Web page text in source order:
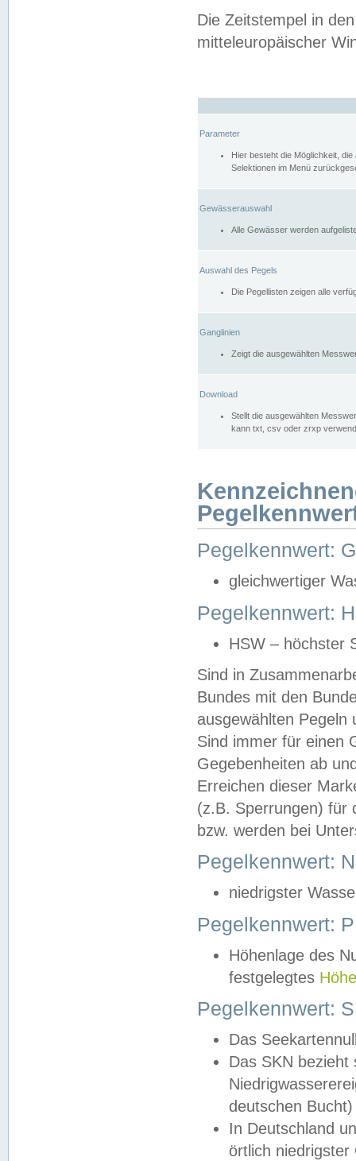
Die Zeitstempel in
mitteleuropäischer
Parameter
Hier besteht die Möglichkeit,
Selektionen im Menü
Gewässerauswahl
Alle Gewässer werden
Auswahl des Pegels
Die Pegellisten zeigen alle
Ganglinien
Zeigt die ausgewählten
Download
Stellt die ausgewählten
kann txt, csv oder zrxp
Pegelkennwert:
gleichwertiger
Pegelkennwert:
HSW – höchster
Sind in
Bundes mit den
ausgewählten
Sind immer für einen
Gegebenheiten ab
Erreichen dieser
(z.B. Sperrungen) für
bzw. werden bei
Pegelkennwert:
niedrigster
Pegelkennwert:
Höhenlage des
festgelegtes
Pegelkennwert:
Das
Das SKN
deutschen
In Deutschland
örtlich